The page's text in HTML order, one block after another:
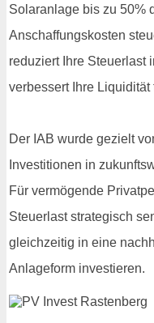
Solaranlage bis zu 50%
Anschaffungskosten
reduziert Ihre Steuerlast
verbessert Ihre
Der IAB wurde gezielt
Investitionen in
Für vermögende
Steuerlast strategisch
gleichzeitig in eine
Anlageform investieren.